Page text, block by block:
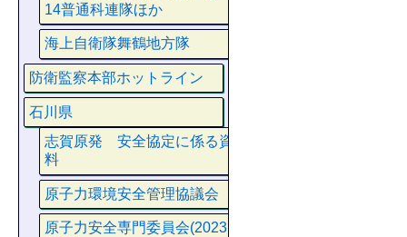
14普通科連隊ほか
海上自衛隊舞鶴地方隊
防衛監察本部ホットライン
石川県
志賀原発 安全協定に係る資
料
原子力環境安全管理協議会
原子力安全専門委員会(2023